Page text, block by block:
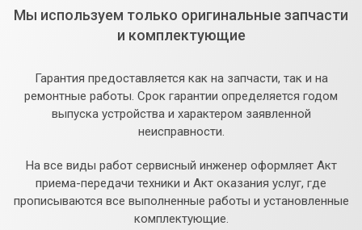
Мы используем только оригинальные запчасти
и комплектующие
Гарантия предоставляется как на запчасти, так и на
ремонтные работы. Срок гарантии определяется годом
выпуска устройства и характером заявленной
неисправности.
На все виды работ сервисный инженер оформляет Акт
приема-передачи техники и Акт оказания услуг, где
прописываются все выполненные работы и установленные
комплектующие.